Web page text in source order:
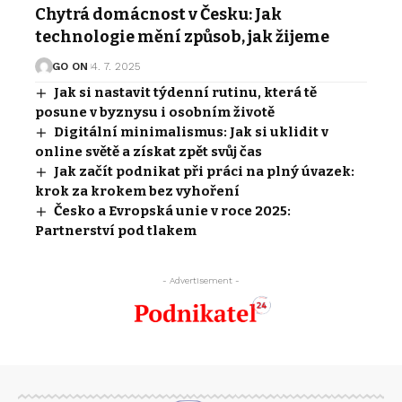
Chytrá domácnost v Česku: Jak
technologie mění způsob, jak žijeme
GO ON 4. 7. 2025
Jak si nastavit týdenní rutinu, která tě
posune v byznysu i osobním životě
Digitální minimalismus: Jak si uklidit v
online světě a získat zpět svůj čas
Jak začít podnikat při práci na plný úvazek:
krok za krokem bez vyhoření
Česko a Evropská unie v roce 2025:
Partnerství pod tlakem
- Advertisement -